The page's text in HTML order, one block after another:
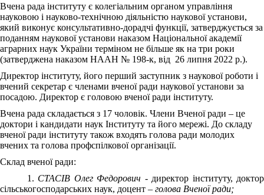
Вчена рада інституту є колегіальним органом управління
науковою і науково-технічною діяльністю наукової установи,
який виконує консультативно-дорадчі функції, затверджується за
поданням наукової установи наказом Національної академії
аграрних наук України терміном не більше як на три роки
(затверджена наказом НААН № 198-к, від 26 липня 2022 р.).
Директор інституту, його перший заступник з наукової роботи і
вчений секретар є членами вченої ради наукової установи за
посадою. Директор є головою вченої ради інституту.
Вчена рада складається з 17 чоловік. Члени Вченої ради – це
доктори і кандидати наук Інституту та його мережі. До складу
вченої ради інституту також входять голова ради молодих
вчених та голова профспілкової організації.
Склад вченої ради:
1. СТАСІВ Олег Федорович - директор інституту, доктор
сільськогосподарських наук, доцент – голова Вченої ради;